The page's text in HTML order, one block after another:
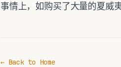
事情上，如购买了大量的夏威
← Back to Home